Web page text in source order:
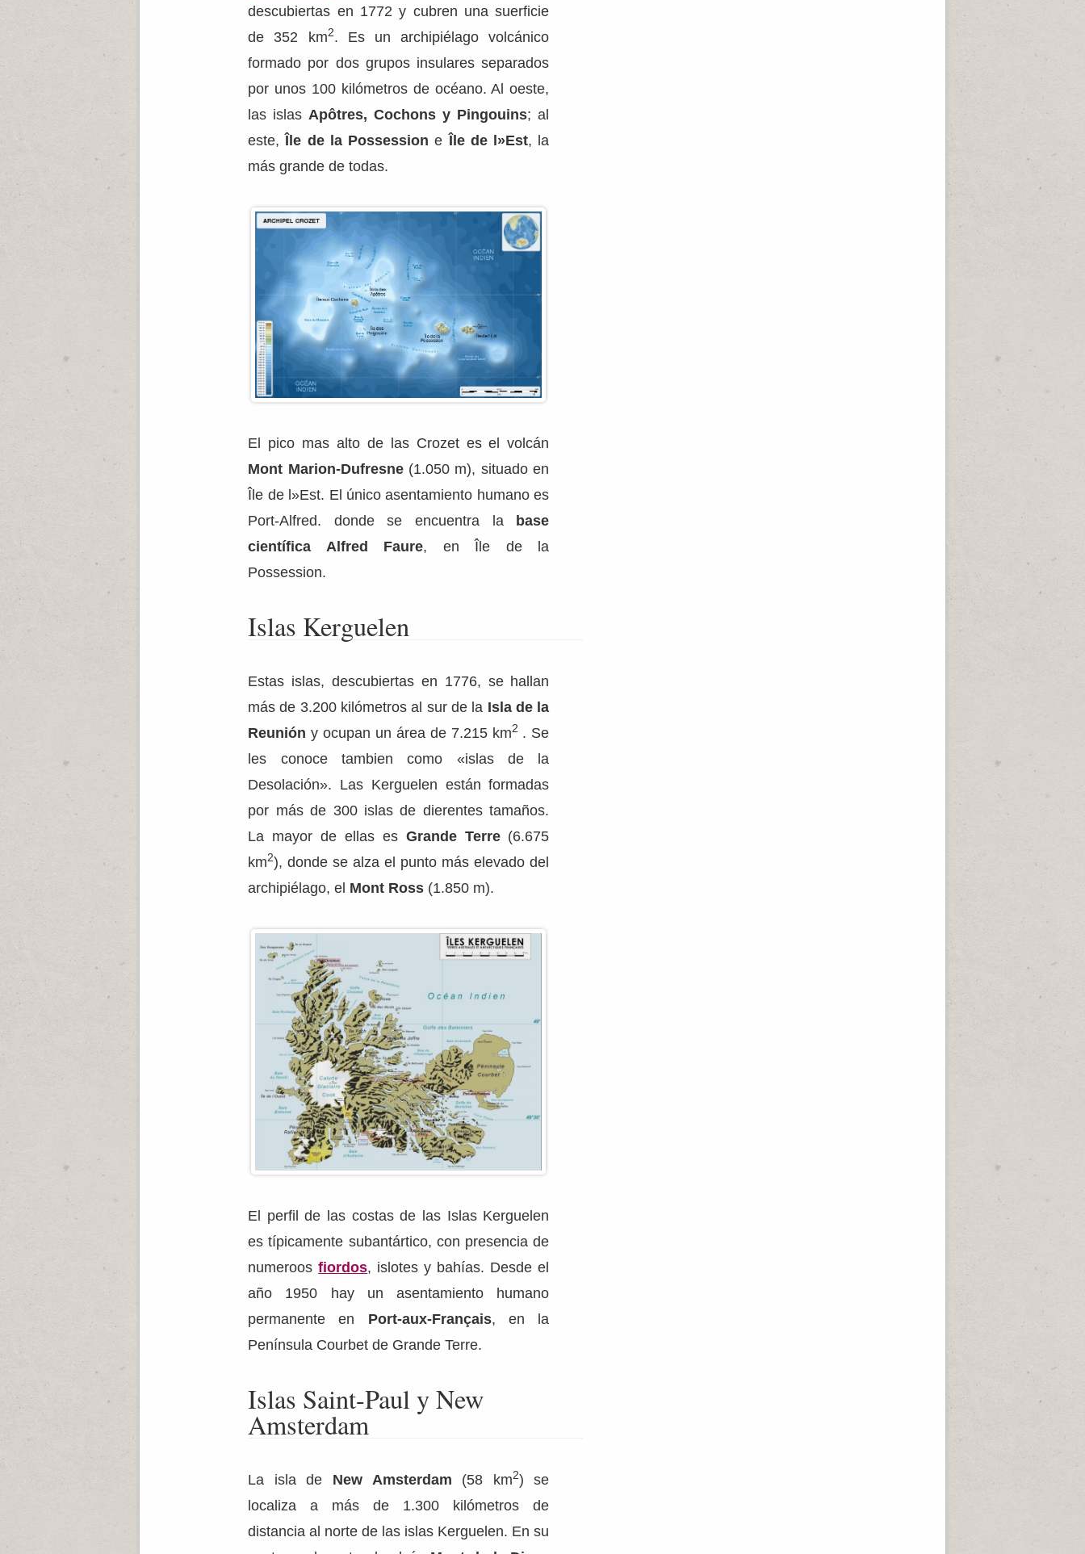
descubiertas en 1772 y cubren una suerficie
de 352 km2. Es un archipiélago volcánico
formado por dos grupos insulares separados
por unos 100 kilómetros de océano. Al oeste,
las islas Apôtres, Cochons y Pingouins; al
este, Île de la Possession e Île de l»Est, la
más grande de todas.
El pico mas alto de las Crozet es el volcán
Mont Marion-Dufresne(1.050 m), situado en
Île de l»Est. El único asentamiento humano es
Port-Alfred. donde se encuentra la base
científica Alfred Faure, en Île de la
Possession.
Islas Kerguelen
Estas islas, descubiertas en 1776, se hallan
más de 3.200 kilómetros al sur de la Isla de la
Reunión y ocupan un área de 7.215 km2 . Se
les conoce tambien como «islas de la
Desolación». Las Kerguelen están formadas
por más de 300 islas de dierentes tamaños.
La mayor de ellas es Grande Terre(6.675
km2), donde se alza el punto más elevado del
archipiélago, el Mont Ross (1.850 m).
El perfil de las costas de las Islas Kerguelen
es típicamente subantártico, con presencia de
numeroosfiordos, islotes y bahías. Desde el
año 1950 hay un asentamiento humano
permanente en Port-aux-Français, en la
Península Courbet de Grande Terre.
Islas Saint-Paul y New
Amsterdam
La isla de New Amsterdam (58 km2) se
localiza a más de 1.300 kilómetros de
distancia al norte de las islas Kerguelen. En su